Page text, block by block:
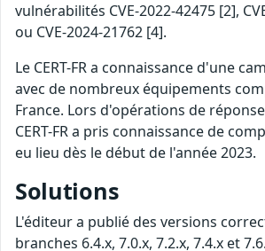
vulnérabilités CVE-2022-42475 [2],
ou CVE-2024-21762 [4].
Le CERT-FR a connaissance d'une
avec de nombreux équipements
France. Lors d'opérations de
CERT-FR a pris connaissance de
eu lieu dès le début de l'année 2023.
Solutions
L'éditeur a publié des versions
branches 6.4.x, 7.0.x, 7.2.x, 7.4.x et